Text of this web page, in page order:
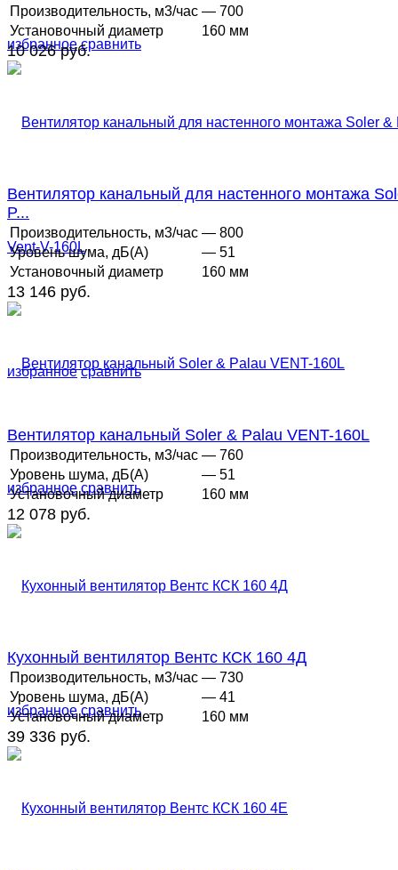
избранное сравнить
Производительность, м3/час — 700
Установочный диаметр
160 мм
10 026 руб.
избранное сравнить
Вентилятор канальный для настенного монтажа
P...
Производительность, м3/час — 800
Уровень шума, дБ(А)
— 51
Установочный диаметр
160 мм
13 146 руб.
избранное сравнить
Вентилятор канальный Soler & Palau VENT-160L
Производительность, м3/час — 760
Уровень шума, дБ(А)
— 51
Установочный диаметр
160 мм
12 078 руб.
избранное сравнить
Кухонный вентилятор Вентс КСК 160 4Д
Производительность, м3/час — 730
Уровень шума, дБ(А)
— 41
Установочный диаметр
160 мм
39 336 руб.